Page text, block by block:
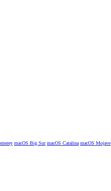
macOS Big Sur macOS Catalina macOS Mojave